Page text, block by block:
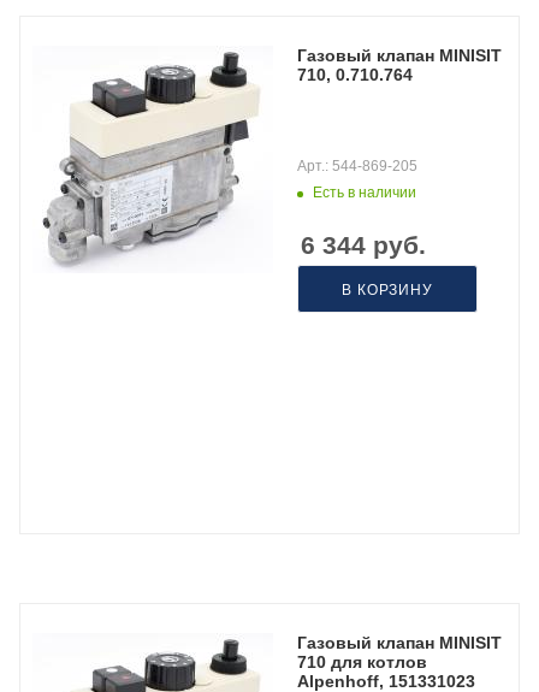
Газовый клапан MINISIT
710, 0.710.764
Есть в наличии
Арт.: 544-869-205
6 344 руб.
В КОРЗИНУ
Газовый клапан MINISIT
710 для котлов
Alpenhoff, 151331023